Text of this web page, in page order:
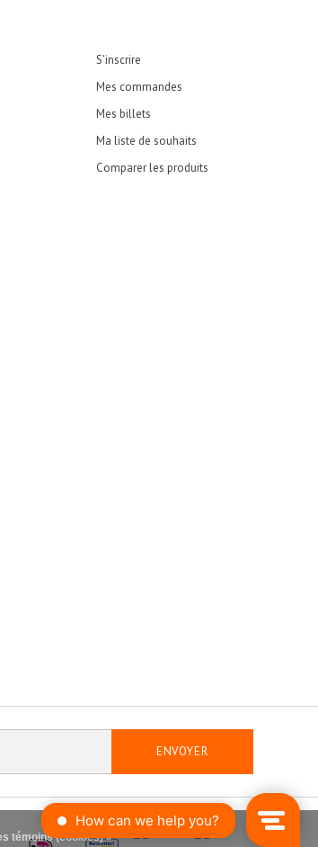
S'inscrire
Mes commandes
Mes billets
Ma liste de souhaits
Comparer les produits
ENVOYER
témoins (cookies) »